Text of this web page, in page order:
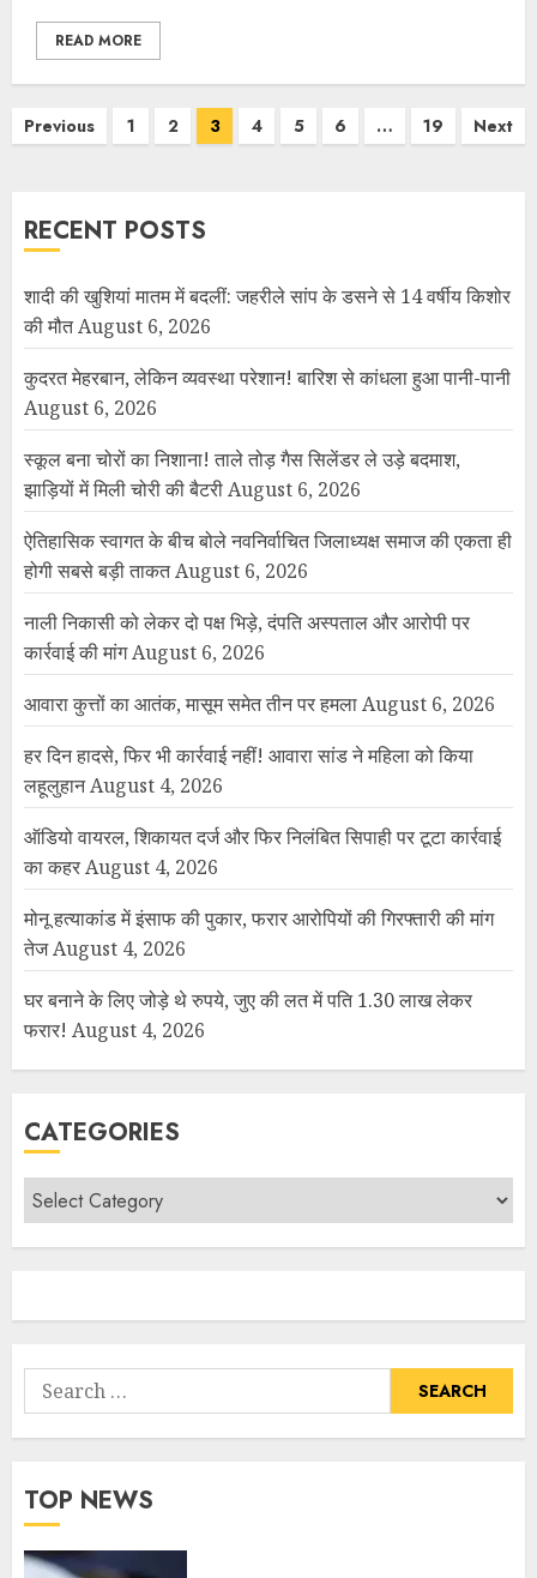
READ MORE
Previous 1 2 3 4 5 6 … 19 Next
RECENT POSTS
शादी की खुशियां मातम में बदलीं: जहरीले सांप के डसने से 14 वर्षीय किशोर
की मौतAugust 6, 2026
कुदरत मेहरबान, लेकिन व्यवस्था परेशान! बारिश से कांधला हुआ पानी-पानी
August 6, 2026
स्कूल बना चोरों का निशाना! ताले तोड़ गैस सिलेंडर ले उड़े बदमाश,
झाड़ियों में मिली चोरी की बैटरीAugust 6, 2026
ऐतिहासिक स्वागत के बीच बोले नवनिर्वाचित जिलाध्यक्ष समाज की एकता ही
होगी सबसे बड़ी ताकतAugust 6, 2026
नाली निकासी को लेकर दो पक्ष भिड़े, दंपति अस्पताल और आरोपी पर
कार्रवाई की मांगAugust 6, 2026
आवारा कुत्तों का आतंक, मासूम समेत तीन पर हमलाAugust 6, 2026
हर दिन हादसे, फिर भी कार्रवाई नहीं! आवारा सांड ने महिला को किया
लहूलुहानAugust 4, 2026
ऑडियो वायरल, शिकायत दर्ज और फिर निलंबित सिपाही पर टूटा कार्रवाई
का कहरAugust 4, 2026
मोनू हत्याकांड में इंसाफ की पुकार, फरार आरोपियों की गिरफ्तारी की मांग
तेजAugust 4, 2026
घर बनाने के लिए जोड़े थे रुपये, जुए की लत में पति 1.30 लाख लेकर
फरार! August 4, 2026
CATEGORIES
TOP NEWS